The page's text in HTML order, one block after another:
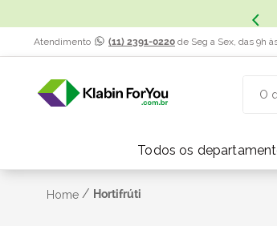
Atendimento (11) 2391-0220 de Seg a Sex, das 9h
Todos os
Home / Hortifrúti
TERMOS MAIS